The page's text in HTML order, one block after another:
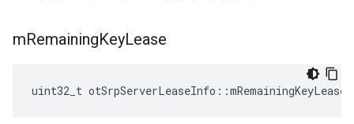
mRemainingKeyLease
uint32_t otSrpServerLeaseInfo ::mRemainingKeyLease